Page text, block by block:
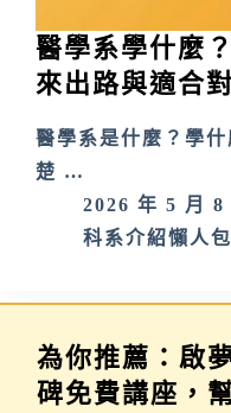
醫學系學什麼
來出路與適合
醫學系是什麼？學
楚 …
2026 年 5 月 8
科系介紹懶人包
為你推薦：啟
碑免費講座，
家長講座